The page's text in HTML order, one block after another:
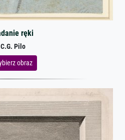
ręki
C.G. Pilo
obraz